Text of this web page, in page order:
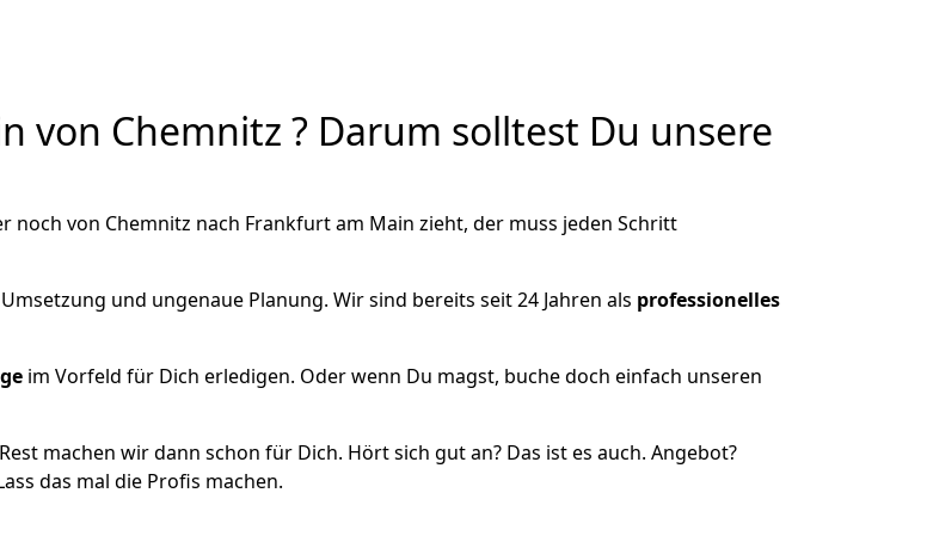
von Chemnitz ? Darum solltest Du unsere
von Chemnitz nach Frankfurt am Main zieht, der muss jeden Schritt
und ungenaue Planung. Wir sind bereits seit 24 Jahren als professionelles
im Vorfeld für Dich erledigen. Oder wenn Du magst, buche doch einfach unseren
machen wir dann schon für Dich. Hört sich gut an? Das ist es auch. Angebot?
das mal die Profis machen.